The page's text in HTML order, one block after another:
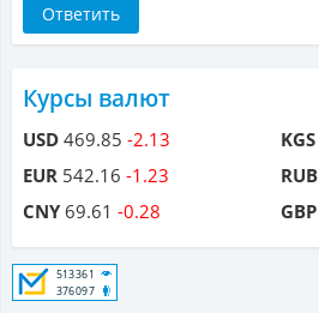
Курсы валют
USD 469.85 -2.13
EUR 542.16 -1.23
CNY69.61 -0.28
KGS
RUB
GBP